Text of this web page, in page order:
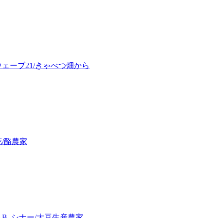
ェーブ21/きゃべつ畑から
酪農家